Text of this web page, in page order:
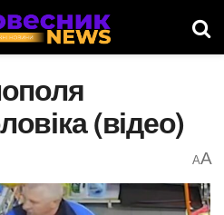
(відео)
AA